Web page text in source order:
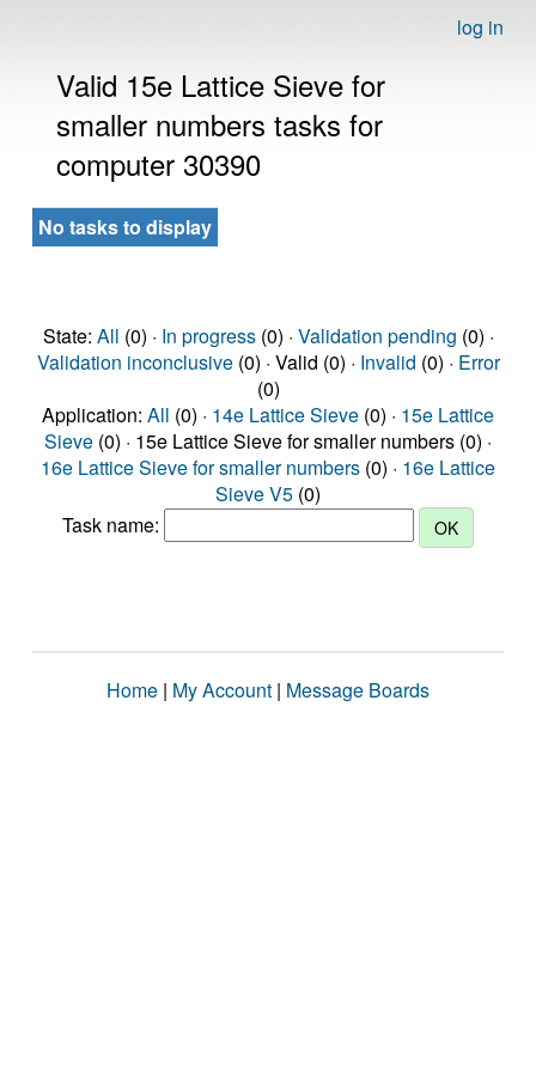
log in
Valid 15e Lattice Sieve for
smaller numbers tasks for
computer 30390
No tasks to display
State: All (0) · In progress(0) · Validation pending (0) ·
Validation inconclusive(0) · Valid (0) · Invalid (0) · Error
(0)
Application: All (0) · 14e Lattice Sieve (0) · 15e Lattice
Sieve (0) · 15e Lattice Sieve for smaller numbers (0) ·
16e Lattice Sieve for smaller numbers (0) · 16e Lattice
Sieve V5 (0)
Task name:
Home | My Account | Message Boards